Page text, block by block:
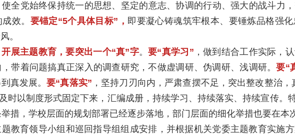
全党始终保持统一的思想、坚定的意志、协调的行动、强大的战斗力
效。 要锚定“5个具体目标”， 即要凝心铸魂筑牢根本、要锤炼品格强
。
开展主题教育，要突出一个“真”字。要“真学习” ，做到结合工作实际，
带着问题搞真正深入的调查研究，不做虚调研、伪调研、浅调研。要“
真发展。要“真落实” ，坚持刀刃向内，严肃查摆不足，突出整改整治
时以制度形式固定下来，汇编成册，持续学习、持续落实、持续宣传
措，学校层面的规划部署已经逐步落地，部门层面的细化举措也要在本
教育领导小组和巡回指导组组成安排，并根据机关党委主题教育实施